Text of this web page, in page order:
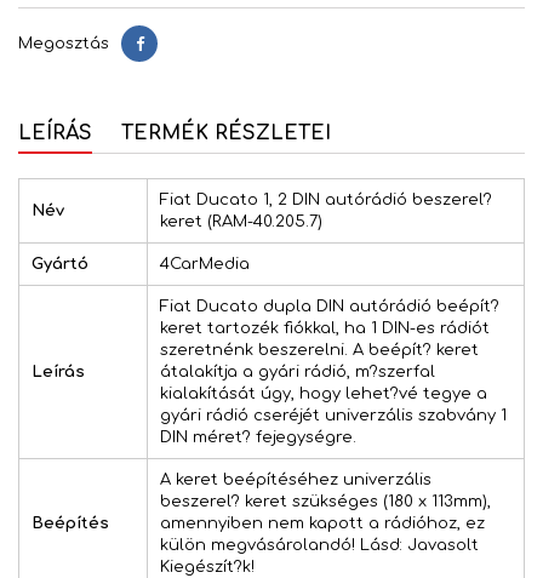
Megosztás Megosztás
LEÍRÁS TERMÉK RÉSZLETEI
Név
Fiat Ducato 1, 2 DIN autórádió beszerel?
keret (RAM-40.205.7)
Gyártó 4CarMedia
Leírás
Fiat Ducato dupla DIN autórádió beépít?
keret tartozék fiókkal, ha 1 DIN-es rádiót
szeretnénk beszerelni. A beépít? keret
átalakítja a gyári rádió, m?szerfal
kialakítását úgy, hogy lehet?vé tegye a
gyári rádió cseréjét univerzális szabvány 1
DIN méret? fejegységre.
Beépítés
A keret beépítéséhez univerzális
beszerel? keret szükséges (180 x 113mm),
amennyiben nem kapott a rádióhoz, ez
külön megvásárolandó! Lásd: Javasolt
Kiegészít?k!